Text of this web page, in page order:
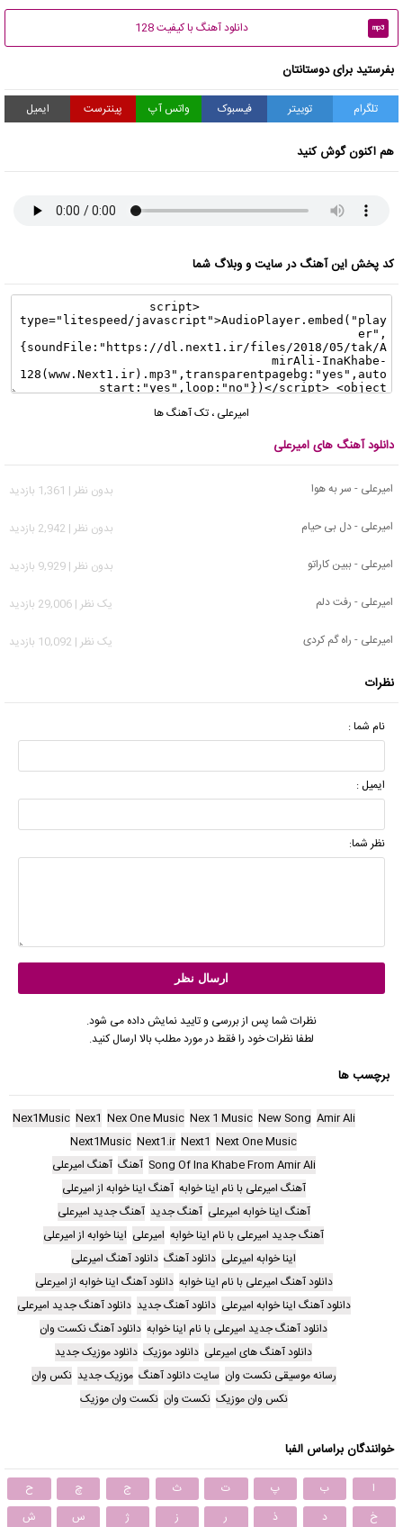
mp3 دانلود آهنگ با کیفیت 128
بفرستید برای دوستانتان
تلگرام توییتر فیسبوک واتس آپ پینترست ایمیل
هم اکنون گوش کنید
کد پخش این آهنگ در سایت و وبلاگ شما
امیرعلی ، تک آهنگ ها
دانلود آهنگ های امیرعلی
امیرعلی - سر به هوا
بدون نظر | 1,361 بازدید
امیرعلی - دل بی حیام
بدون نظر | 2,942 بازدید
امیرعلی - ببین کاراتو
بدون نظر | 9,929 بازدید
امیرعلی - رفت دلم
يک نظر | 29,006 بازدید
امیرعلی - راه گم کردی
يک نظر | 10,092 بازدید
نظرات
نام شما :
ایمیل :
نظر شما:
نظرات شما پس از بررسی و تایید نمایش داده می شود.
لطفا نظرات خود را فقط در مورد مطلب بالا ارسال کنید.
برچسب ها
Amir Ali
New Song
Nex 1 Music
Nex One Music
Nex1
Nex1Music
Next One Music
Next1
Next1.ir
Next1Music
Song Of Ina Khabe From Amir Ali آهنگ آهنگ امیرعلی
آهنگ امیرعلی با نام اینا خوابه آهنگ اینا خوابه از امیرعلی
آهنگ اینا خوابه امیرعلی آهنگ جدید آهنگ جدید امیرعلی
آهنگ جدید امیرعلی با نام اینا خوابه امیرعلی اینا خوابه از امیرعلی
اینا خوابه امیرعلی دانلود آهنگ دانلود آهنگ امیرعلی
دانلود آهنگ امیرعلی با نام اینا خوابه دانلود آهنگ اینا خوابه از امیرعلی
دانلود آهنگ اینا خوابه امیرعلی دانلود آهنگ جدید دانلود آهنگ جدید امیرعلی
دانلود آهنگ جدید امیرعلی با نام اینا خوابه دانلود آهنگ نکست وان
دانلود آهنگ های امیرعلی دانلود موزیک دانلود موزیک جدید
رسانه موسیقی نکست وان سایت دانلود آهنگ موزیک جدید نکس وان
نکس وان موزیک نکست وان نکست وان موزیک
خوانندگان براساس الفبا
ا ب پ ت ث ج چ
ح
خ
د ذ ر ز ژ س
ش